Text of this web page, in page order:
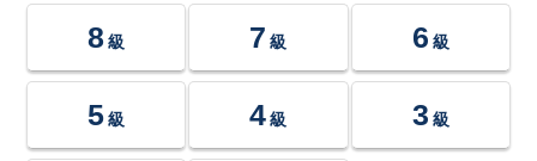
8 級 7 級 6 級
5 級 4 級 3 級